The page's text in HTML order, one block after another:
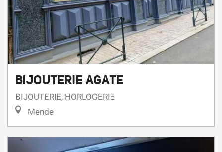
BIJOUTERIE AGATE
BIJOUTERIE, HORLOGERIE
Mende